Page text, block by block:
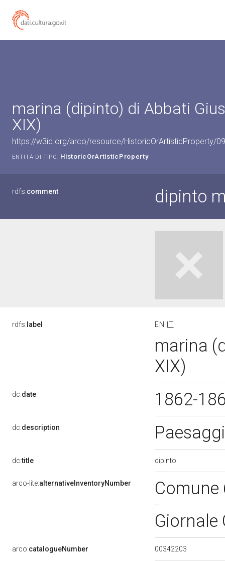
marina (dipinto) di Abbati
XIX)
https://w3id.org/arco/resource/HistoricOrArtisticProperty/
ENTITÀ DI TIPO: HistoricOrArtisticProperty
rdfs:comment dipinto
rdfs: label EN IT
marina
XIX)
dc:date 1862-
dc:description
dc:title dipinto
arco-lite:alternativeInventoryNumber
Giornale
arco:catalogueNumber 00342203